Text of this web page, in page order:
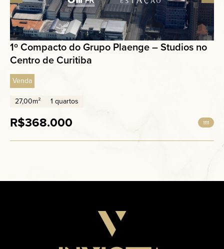
1º Compacto do Grupo Plaenge – Studios no
Centro de Curitiba
Venda
27,00m²
1 quartos
R$368.000 1111